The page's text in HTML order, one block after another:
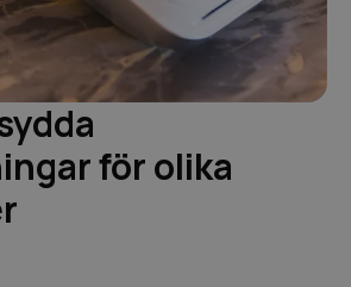
för olika